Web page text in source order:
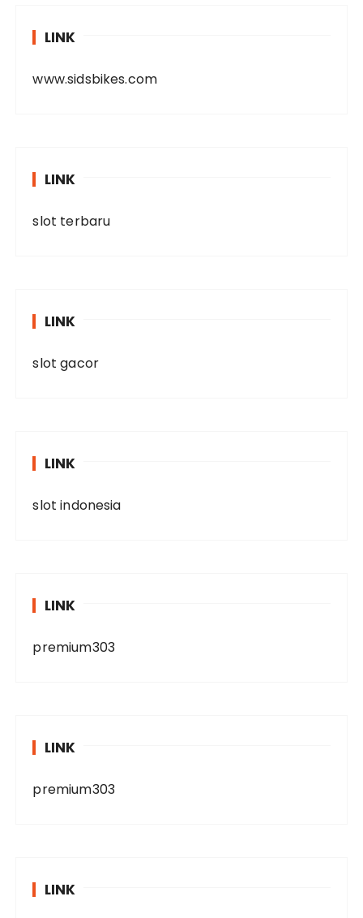
LINK
www.sidsbikes.com
LINK
slot terbaru
LINK
slot gacor
LINK
slot indonesia
LINK
premium303
LINK
premium303
LINK